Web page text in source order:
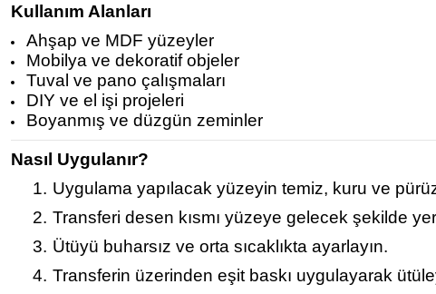
Kullanım Alanları
Ahşap ve MDF yüzeyler
Mobilya ve dekoratif objeler
Tuval ve pano çalışmaları
DIY ve el işi projeleri
Boyanmış ve düzgün zeminler
Nasıl Uygulanır?
1. Uygulama yapılacak yüzeyin temiz, kuru ve
2. Transferi desen kısmı yüzeye gelecek şekilde
3. Ütüyü buharsız ve orta sıcaklıkta ayarlayın.
4. Transferin üzerinden eşit baskı uygulayarak